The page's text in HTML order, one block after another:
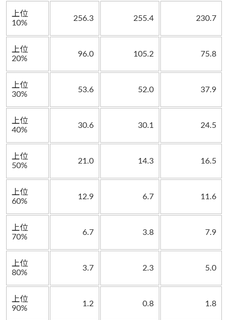
上位
10%
256.3 255.4 230.7
上位
20%
96.0 105.2 75.8
上位
30%
53.6 52.0 37.9
上位
40%
30.6 30.1 24.5
上位
50%
21.0 14.3 16.5
上位
60%
12.9 6.7 11.6
上位
70%
6.7 3.8 7.9
上位
80%
3.7 2.3 5.0
上位
90%
1.2 0.8 1.8